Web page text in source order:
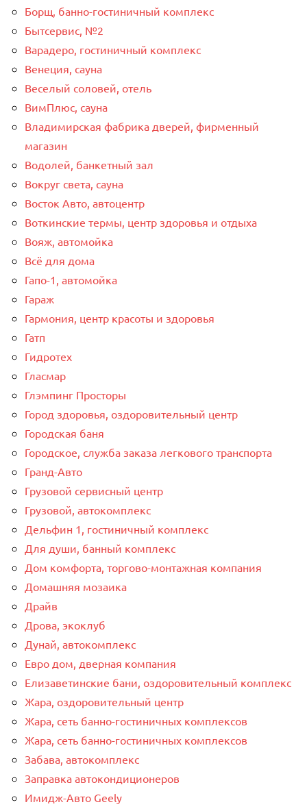
Борщ, банно-гостиничный комплекс
Бытсервис, №2
Варадеро, гостиничный комплекс
Венеция, сауна
Веселый соловей, отель
ВимПлюс, сауна
Владимирская фабрика дверей, фирменный
магазин
Водолей, банкетный зал
Вокруг света, сауна
Восток Авто, автоцентр
Воткинские термы, центр здоровья и отдыха
Вояж, автомойка
Всё для дома
Гапо-1, автомойка
Гараж
Гармония, центр красоты и здоровья
Гатп
Гидротех
Гласмар
Глэмпинг Просторы
Город здоровья, оздоровительный центр
Городская баня
Городское, служба заказа легкового транспорта
Гранд-Авто
Грузовой сервисный центр
Грузовой, автокомплекс
Дельфин 1, гостиничный комплекс
Для души, банный комплекс
Дом комфорта, торгово-монтажная компания
Домашняя мозаика
Драйв
Дрова, экоклуб
Дунай, автокомплекс
Евро дом, дверная компания
Елизаветинские бани, оздоровительный комплекс
Жара, оздоровительный центр
Жара, сеть банно-гостиничных комплексов
Жара, сеть банно-гостиничных комплексов
Забава, автокомплекс
Заправка автокондиционеров
Имидж-Авто Geely